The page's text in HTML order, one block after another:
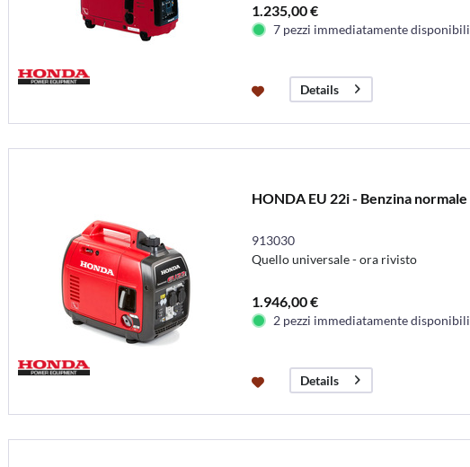
1.235,00 €
7 pezzi immediatamente disponibili
Details
HONDA EU 22i - Benzina normale
913030
Quello universale - ora rivisto
1.946,00 €
2 pezzi immediatamente disponibili
Details